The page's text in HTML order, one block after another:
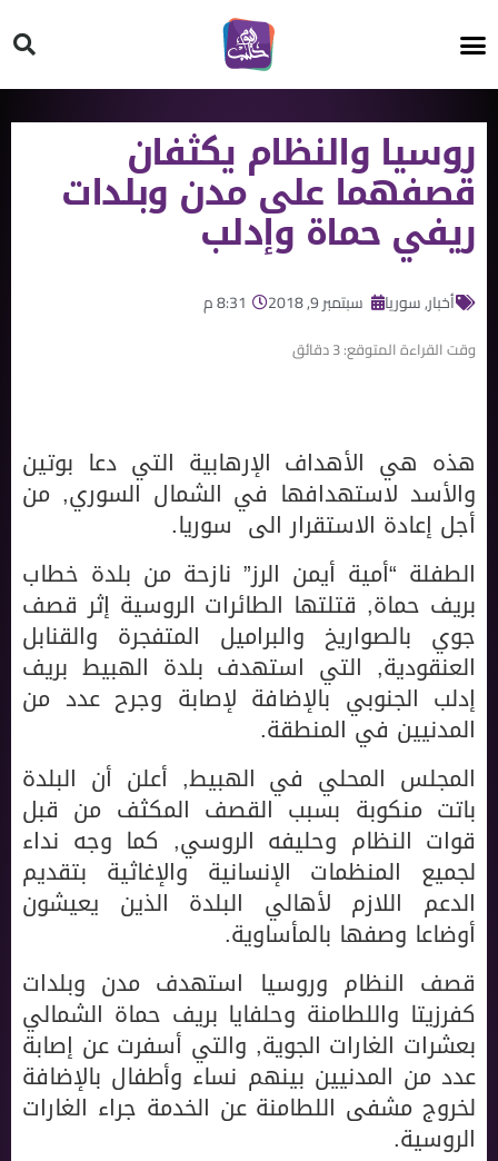
روسيا والنظام يكثفان
قصفهما على مدن وبلدات
ريفي حماة وإدلب
أخبار,سوريا سبتمبر 9, 2018 8:31 م
وقت القراءة المتوقع:3دقائق
هذه هي الأهداف الإرهابية التي دعا بوتين
والأسد لاستهدافها في الشمال السوري, من
أجل إعادة الاستقرار الى سوريا.
الطفلة “أمية أيمن الرز” نازحة من بلدة خطاب
بريف حماة, قتلتها الطائرات الروسية إثر قصف
جوي بالصواريخ والبراميل المتفجرة والقنابل
العنقودية, التي استهدف بلدة الهبيط بريف
إدلب الجنوبي بالإضافة لإصابة وجرح عدد من
المدنيين في المنطقة.
المجلس المحلي في الهبيط, أعلن أن البلدة
باتت منكوبة بسبب القصف المكثف من قبل
قوات النظام وحليفه الروسي, كما وجه نداء
لجميع المنظمات الإنسانية والإغاثية بتقديم
الدعم اللازم لأهالي البلدة الذين يعيشون
أوضاعا وصفها بالمأساوية.
قصف النظام وروسيا استهدف مدن وبلدات
كفرزيتا واللطامنة وحلفايا بريف حماة الشمالي
بعشرات الغارات الجوية, والتي أسفرت عن إصابة
عدد من المدنيين بينهم نساء وأطفال بالإضافة
لخروج مشفى اللطامنة عن الخدمة جراء الغارات
الروسية.